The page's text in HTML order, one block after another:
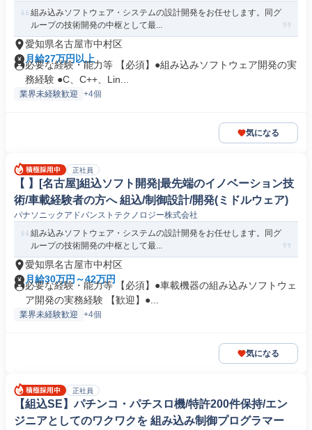
組み込みソフトウェア・システムの設計開発をお任せします。同グ
ループの技術開発の中枢として最...
愛知県名古屋市中村区
月給27万円以上
必要な経験・能力等 【必須】●組み込みソフトウェア開発の実
務経験 ●C、C++、Lin...
業界未経験歓迎 +4個
気になる
正社員
【 】[名古屋]組込ソフト開発|最先端のイノベーション技
術/車載経験者の方へ 組込/制御設計/開発(ミドルウェア)
パナソニックアドバンストテクノロジー株式会社
組み込みソフトウェア・システムの設計開発をお任せします。同グ
ループの技術開発の中枢として最...
愛知県名古屋市中村区
月給30万円～42万円
必要な経験・能力等 【必須】●車載機器の組み込みソフトウェ
ア開発の実務経験 【歓迎】●...
業界未経験歓迎 +4個
気になる
正社員
【組込SE】パチンコ・パチスロ機/特許200件保持/エン
ジニアとしてのワクワクを 組み込み制御プログラマー